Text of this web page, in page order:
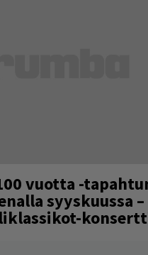
vuotta -
syyskuussa